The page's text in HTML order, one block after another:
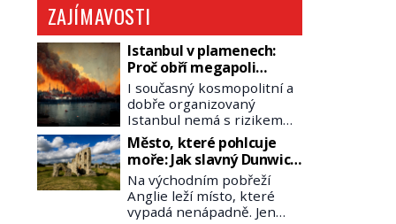
ZAJÍMAVOSTI
Istanbul v plamenech:
Proč obří megapoli
ohrožují měsíce
smaženého lilku?
I současný kosmopolitní a
dobře organizovaný
Istanbul nemá s rizikem
požárů nikdy vyhráno. Jen
těžko si tak člověk dokáže
představit, jaká požární
rizika skrýval Istanbul časů
minulých. Jak čelilo město v
minulosti potenciální
Město, které pohlcuje
moře: Jak slavný Dunwich
mizí pod hladinou
Na východním pobřeží
Anglie leží místo, které
vypadá nenápadně. Jen